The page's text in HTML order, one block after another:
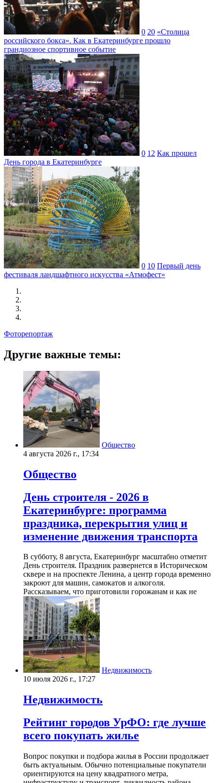
0 20 «Столица
российского бокса». Как в Екатеринбурге прошло
грандиозное спортивное событие
0 12 Как прошел
День города в Екатеринбурге
0 10 Первый день
фестиваля ландшафтного искусства «Атмофест»
Фоторепортаж
Другие важные темы:
Общество
4 августа 2026 г., 17:34
Общество
День строителя - 2026 в
Екатеринбурге: программа
праздника, перекрытия улиц и
изменение движения транспорта
В субботу, 8 августа, Екатеринбург масштабно отметит
День строителя. Праздник развернется в Историческом
сквере и на проспекте Ленина, а центр города временно
закроют для машин, самокатов и алкоголя.
Рассказываем, что приготовили горожанам и как не
Недвижимость
10 июля 2026 г., 17:27
Недвижимость
Рейтинг городов УрФО: где лучше
всего покупать жилье
Вопрос покупки и подбора жилья в России продолжает
быть актуальным. Обычно потенциальные покупатели
ориентируются на цену квадратного метра,